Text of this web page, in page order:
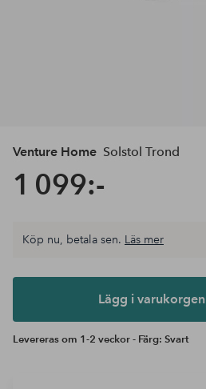
Venture Home Solstol Trond
1 099:-
Lägg i
Köp nu, betala sen. Läs mer
Lägg i varukorgen
Levereras om 1-2 veckor - Färg: Svart